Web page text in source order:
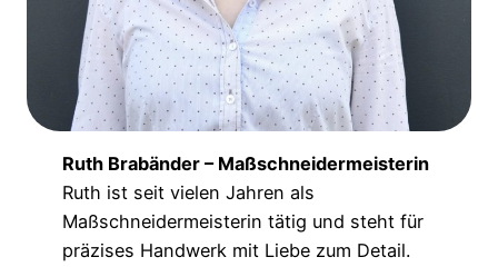
Ruth Brabänder – Maßschneidermeisterin
Ruth ist seit vielen Jahren als
Maßschneidermeisterin tätig und steht für
präzises Handwerk mit Liebe zum Detail.